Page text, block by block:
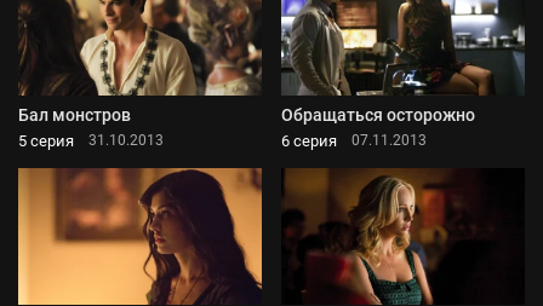
Бал монстров
5 серия 31.10.2013
Обращаться осторожно
6 серия 07.11.2013